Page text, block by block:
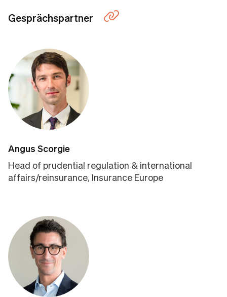
Gesprächspartner
Angus Scorgie
Head of prudential regulation & international
affairs/reinsurance, Insurance Europe